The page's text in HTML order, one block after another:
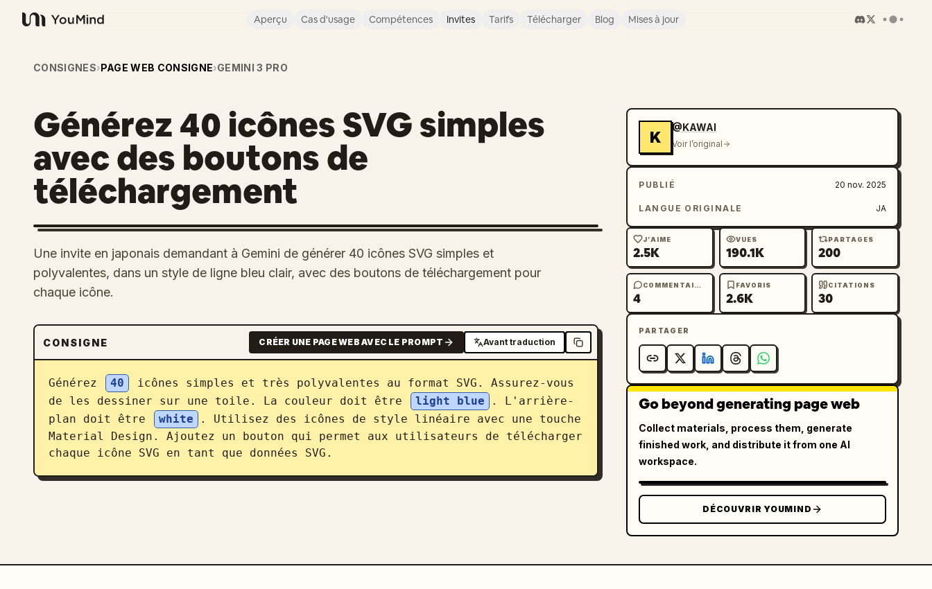
YouMind
Aperçu Cas d'usage Compétences Invites Tarifs Télécharger Blog Mises à jour
CONSIGNES›PAGE WEB CONSIGNE›GEMINI 3 PRO
Générez 40 icônes SVG simples
avec des boutons de
téléchargement
Une invite en japonais demandant à Gemini de générer 40 icônes SVG simples et
polyvalentes, dans un style de ligne bleu clair, avec des boutons de téléchargement pour
chaque icône.
CONSIGNE CRÉER UNE PAGE WEB AVEC LE PROMPT Avant traduction
Générez 40
icônes simples et très polyvalentes au format SVG. Assurez-vous
de les dessiner sur une toile. La couleur doit être
light blue
. L'arrière-
plan doit être
white
. Utilisez des icônes de style linéaire avec une touche
Material Design. Ajoutez un bouton qui permet aux utilisateurs de télécharger
chaque icône SVG en tant que données SVG.
K
@KAWAI
Voir l’original
PUBLIÉ 20 nov. 2025
LANGUE ORIGINALE JA
J’AIME
2.5K
VUES
190.1K
PARTAGES
200
COMMENTAIRES
4
FAVORIS
2.6K
CITATIONS
30
PARTAGER
Go beyond generating page web
Collect materials, process them, generate
finished work, and distribute it from one AI
workspace.
DÉCOUVRIR YOUMIND